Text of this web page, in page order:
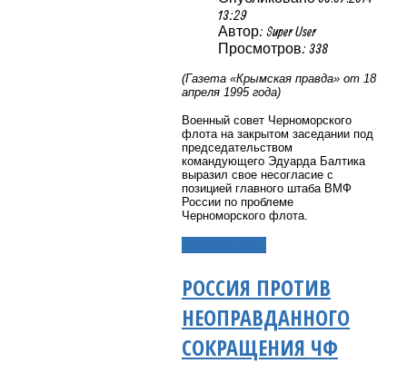
13:29
Автор: Super User
Просмотров: 338
(Газета «Крымская правда» от 18
апреля 1995 года)
Военный совет Черноморского
флота на закрытом заседании под
председательством
командующего Эдуарда Балтика
выразил свое несогласие с
позицией главного штаба ВМФ
России по проблеме
Черноморского флота.
РОССИЯ ПРОТИВ
НЕОПРАВДАННОГО
СОКРАЩЕНИЯ ЧФ